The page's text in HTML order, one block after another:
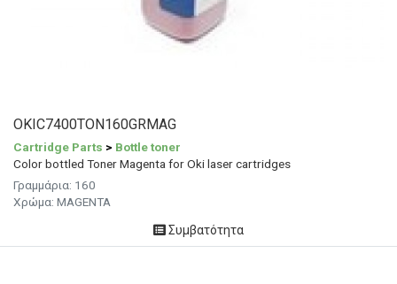
OKIC7400TON160GRMAG
Cartridge Parts > Bottle toner
Color bottled Toner Magenta for Oki laser cartridges
Γραμμάρια: 160
Χρώμα: MAGENTA
Συμβατότητα